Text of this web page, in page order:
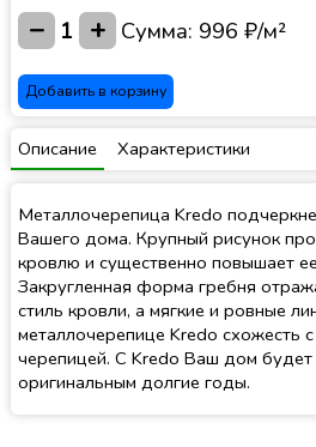
− 1 + Сумма: 996 ₽/м²
Добавить в корзину
Описание Характеристики
Металлочерепица Kredo
Вашего дома. Крупный рисунок
кровлю и существенно повышает
Закругленная форма гребня
стиль кровли, а мягкие и ровные
металлочерепице Kredo схожесть
черепицей. С Kredo Ваш дом будет
оригинальным долгие годы.